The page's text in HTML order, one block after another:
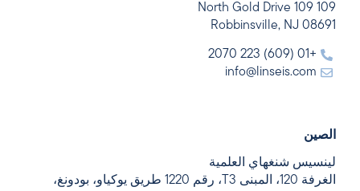
109 109 North Gold Drive
Robbinsville, NJ 08691
+01 (609) 223 2070
info@linseis.com
الصين
لينسيس شنغهاي العلمية
الغرفة 120، المبنى T3، رقم 1220 طريق يوكياو، بودونغ،